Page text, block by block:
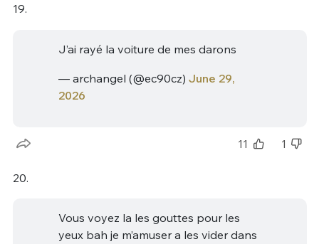
19.
J’ai rayé la voiture de mes darons
— archangel (@ec90cz) June 29,
2026
11 1
20.
Vous voyez la les gouttes pour les
yeux bah je m’amuser a les vider dans